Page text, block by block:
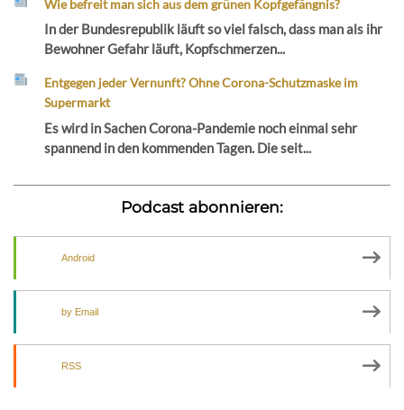
Wie befreit man sich aus dem grünen Kopfgefängnis?
In der Bundesrepublik läuft so viel falsch, dass man als ihr
Bewohner Gefahr läuft, Kopfschmerzen...
Entgegen jeder Vernunft? Ohne Corona-Schutzmaske im
Supermarkt
Es wird in Sachen Corona-Pandemie noch einmal sehr
spannend in den kommenden Tagen. Die seit...
Podcast abonnieren:
Android
by Email
RSS